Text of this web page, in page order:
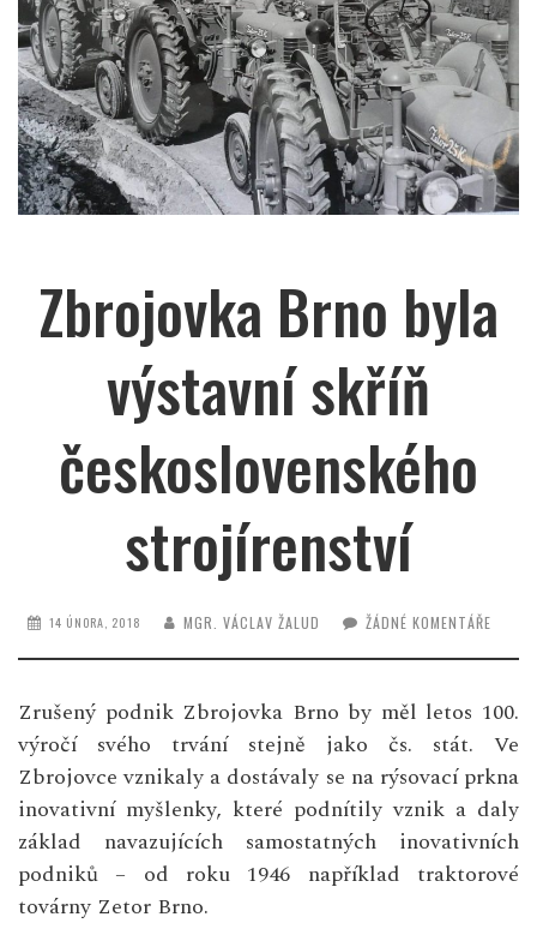
Zbrojovka Brno byla
výstavní skříň
československého
strojírenství
14 ÚNORA, 2018 MGR. VÁCLAV ŽALUD ŽÁDNÉ KOMENTÁŘE
Zrušený podnik Zbrojovka Brno by měl letos 100.
výročí svého trvání stejně jako čs. stát. Ve
Zbrojovce vznikaly a dostávaly se na rýsovací prkna
inovativní myšlenky, které podnítily vznik a daly
základ navazujících samostatných inovativních
podniků – od roku 1946 například traktorové
továrny Zetor Brno.